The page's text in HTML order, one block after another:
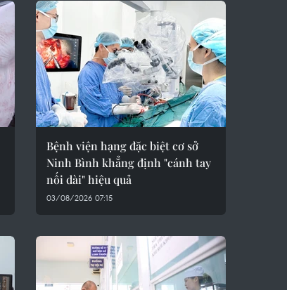
Bệnh viện hạng đặc biệt cơ sở
Ninh Bình khẳng định "cánh tay
nối dài" hiệu quả
03/08/2026 07:15